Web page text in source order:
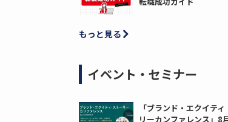
もっと見る
イベント・セミナー
「ブランド・エクイテ
リーカンファレンス」8